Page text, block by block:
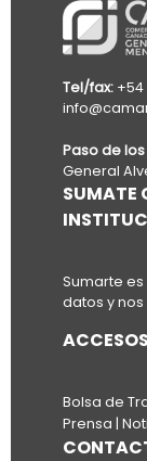
Tel/fax: +54
Paso de
General
SUMATE
Sumarte
datos y
Bolsa de
Prensa |